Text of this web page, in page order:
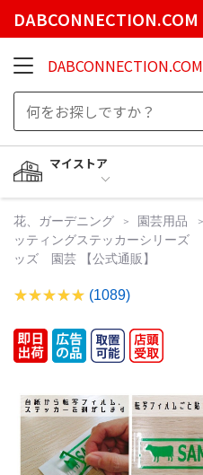
DABCONNECTION.COM
DABCONNECTION.COM
マイストア
花、ガーデニング 園芸用品
ッティングステッカーシリー
ッズ 園芸 【公式通販】
(1089)